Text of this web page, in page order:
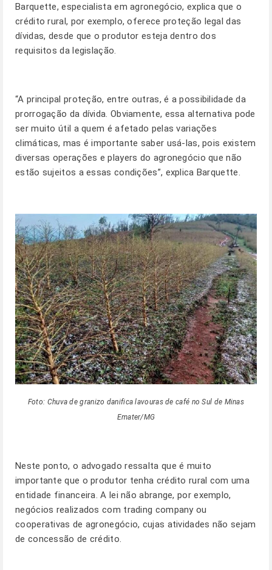
Barquette, especialista em agronegócio, explica que o
crédito rural, por exemplo, oferece proteção legal das
dívidas, desde que o produtor esteja dentro dos
requisitos da legislação.
“A principal proteção, entre outras, é a possibilidade da
prorrogação da dívida. Obviamente, essa alternativa pode
ser muito útil a quem é afetado pelas variações
climáticas, mas é importante saber usá-las, pois existem
diversas operações e players do agronegócio que não
estão sujeitos a essas condições”, explica Barquette.
Foto: Chuva de granizo danifica lavouras de café no Sul de Minas
Emater/MG
Neste ponto, o advogado ressalta que é muito
importante que o produtor tenha crédito rural com uma
entidade financeira. A lei não abrange, por exemplo,
negócios realizados com trading company ou
cooperativas de agronegócio, cujas atividades não sejam
de concessão de crédito.